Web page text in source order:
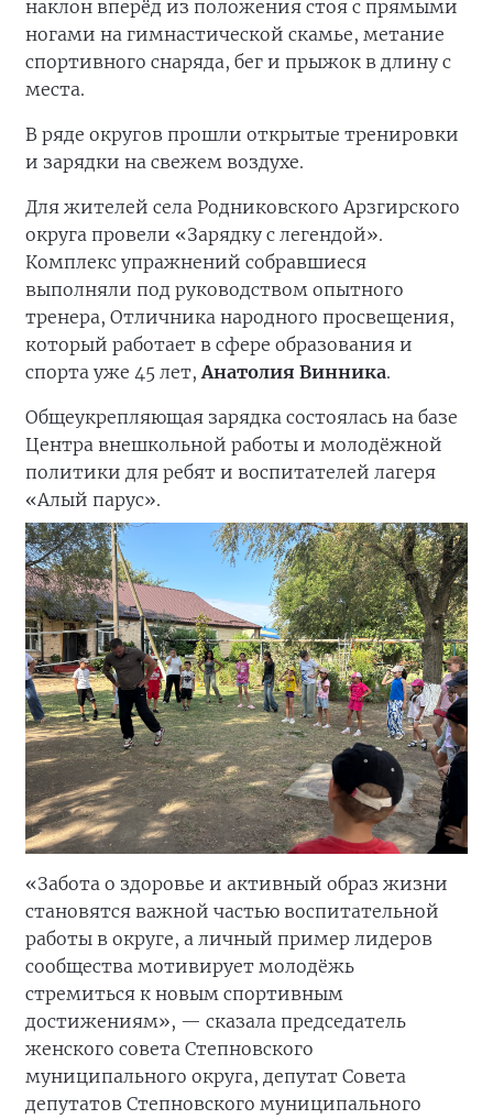
наклон вперёд из положения стоя с прямыми
ногами на гимнастической скамье, метание
спортивного снаряда, бег и прыжок в длину с
места.
В ряде округов прошли открытые тренировки
и зарядки на свежем воздухе.
Для жителей села Родниковского Арзгирского
округа провели «Зарядку с легендой».
Комплекс упражнений собравшиеся
выполняли под руководством опытного
тренера, Отличника народного просвещения,
который работает в сфере образования и
спорта уже 45 лет, Анатолия Винника.
Общеукрепляющая зарядка состоялась на базе
Центра внешкольной работы и молодёжной
политики для ребят и воспитателей лагеря
«Алый парус».
«Забота о здоровье и активный образ жизни
становятся важной частью воспитательной
работы в округе, а личный пример лидеров
сообщества мотивирует молодёжь
стремиться к новым спортивным
достижениям», — сказала председатель
женского совета Степновского
муниципального округа, депутат Совета
депутатов Степновского муниципального